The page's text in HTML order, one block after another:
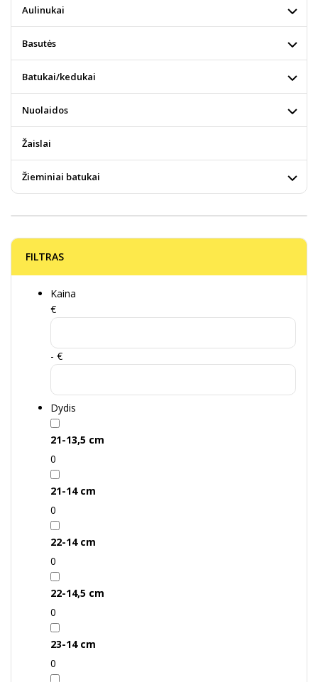
Aulinukai
Basutės
Batukai/kedukai
Nuolaidos
Žaislai
Žieminiai batukai
FILTRAS
Kaina
€
- €
Dydis
21-13,5 cm
0
21-14 cm
0
22-14 cm
0
22-14,5 cm
0
23-14 cm
0